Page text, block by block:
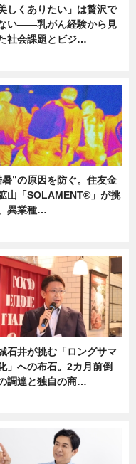
美しくありたい」は贅沢で
い――乳がん経験から見
社会課題とビジ…
暑”の原因を防ぐ。住友金
山「SOLAMENT®」が挑
異業種…
石井が挑む「ロングサマ
」への布石。2カ月前倒
調達と独自の商…